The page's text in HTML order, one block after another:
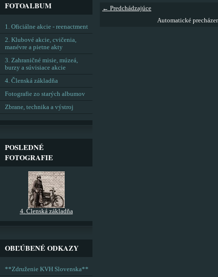
← Predchádzajúce
Automatické
FOTOALBUM
1. Oficiálne akcie - reenactment
2. Klubové akcie, cvičenia,
manévre a pietne akty
3. Zahraničné misie, múzeá,
burzy a súvisiace akcie
4. Členská základňa
Fotografie zo starých albumov
Zbrane, technika a výstroj
POSLEDNÉ
FOTOGRAFIE
4. Členská základňa
OBĽÚBENÉ ODKAZY
**Združenie KVH Slovenska**